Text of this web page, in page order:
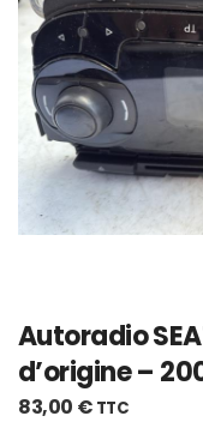
Autoradio
d’origine –
83,00 € TTC